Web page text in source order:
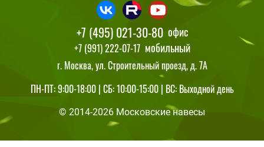
ПН-ПТ: 9:00-18:00 | СБ: 10:00-15:00 | ВС: Выходной день
© 2014-2026 Московские навесы
+7 (495) 021-30-80 офис
+7 (991) 222-07-17 мобильный
г. Москва, ул. Строительный проезд, д. 7А